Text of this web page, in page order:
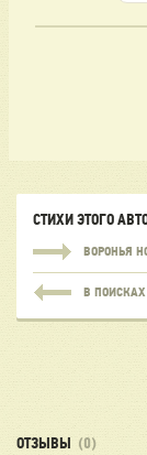
СТИХИ ЭТОГО
ВОРОНЬЯ
В ПОИСКАХ
ОТЗЫВЫ (0)